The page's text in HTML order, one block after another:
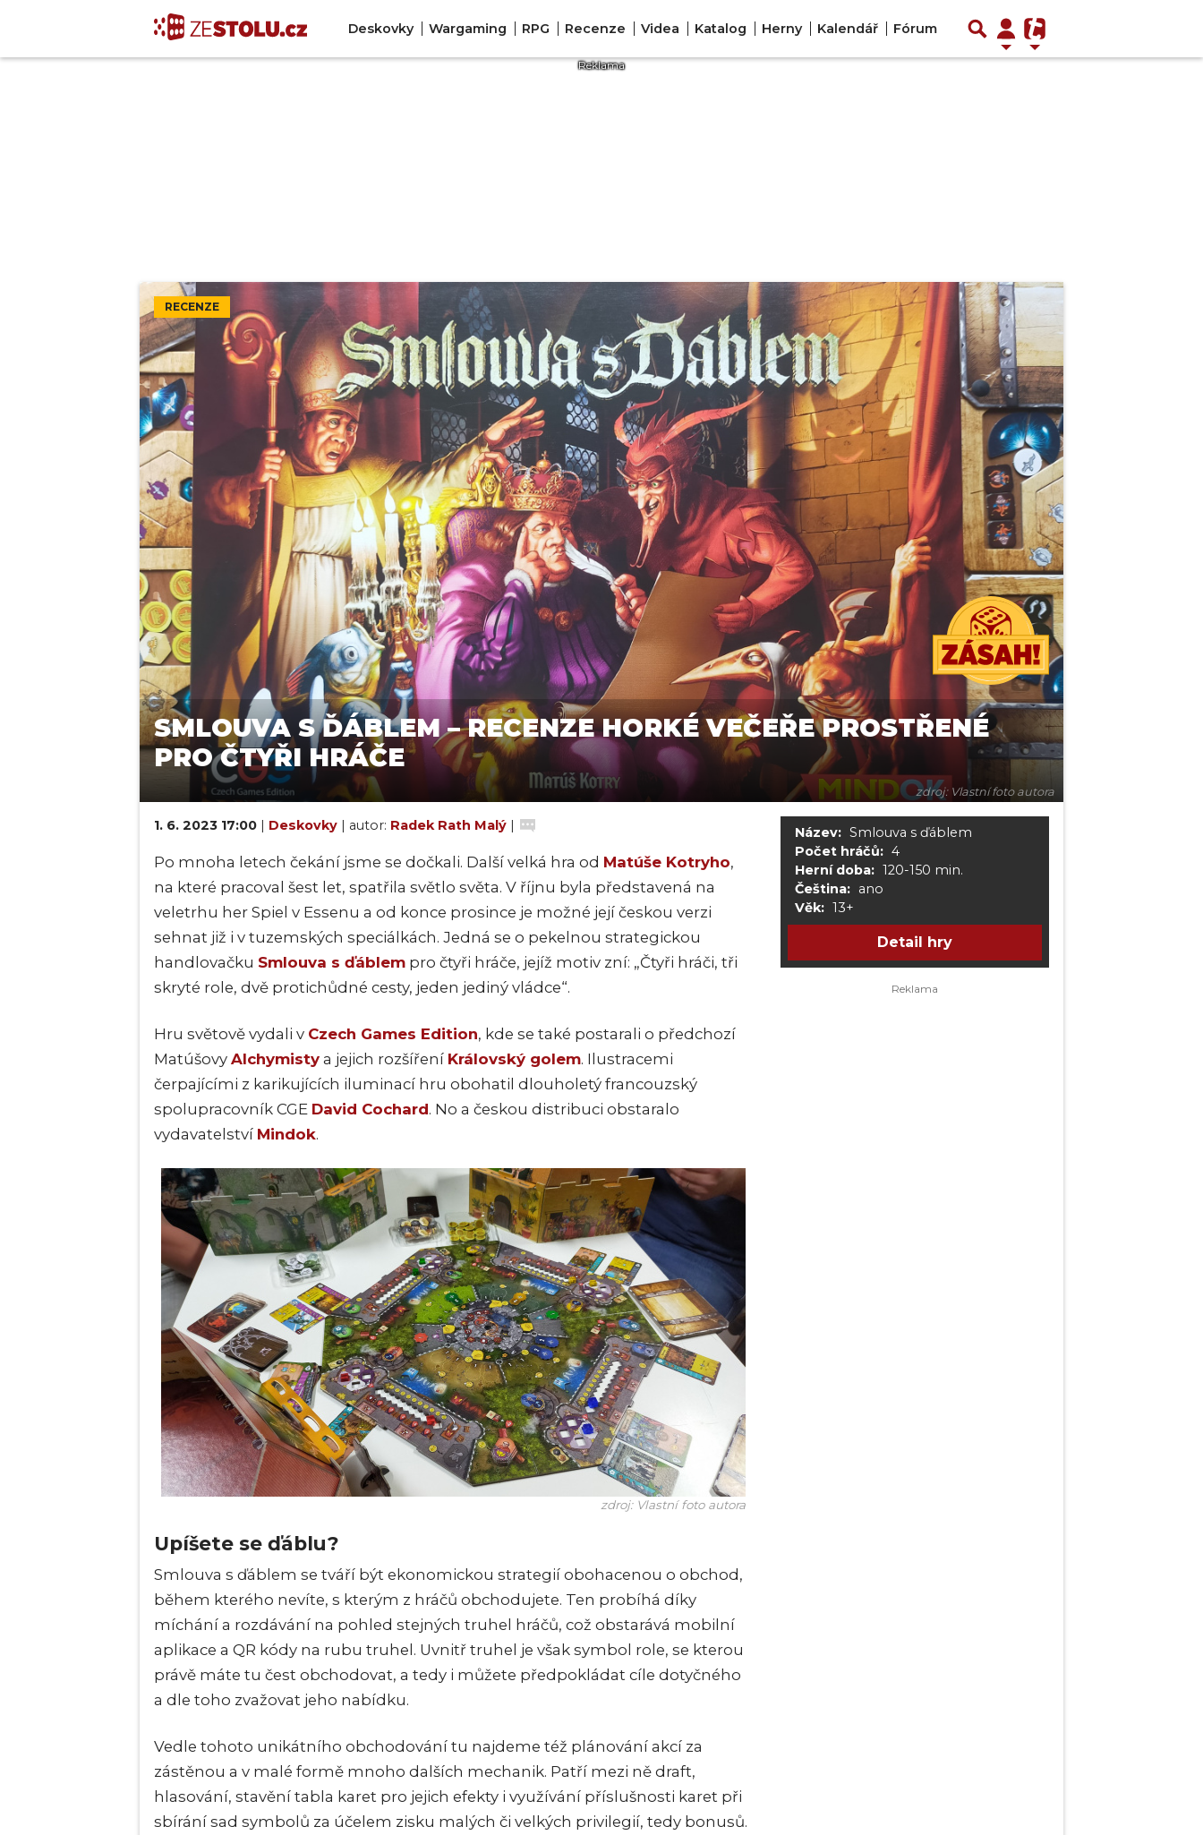
Deskovky Wargaming RPG Recenze Videa Katalog Herny Kalendář Fórum
RECENZE
zdroj: Vlastní foto autora
SMLOUVA S ĎÁBLEM – RECENZE HORKÉ VEČEŘE PROSTŘENÉ
PRO ČTYŘI HRÁČE
1. 6. 2023 17:00 | Deskovky | autor: Radek Rath Malý |
Po mnoha letech čekání jsme se dočkali. Další velká hra od Matúše Kotryho,
na které pracoval šest let, spatřila světlo světa. V říjnu byla představená na
veletrhu her Spiel v Essenu a od konce prosince je možné její českou verzi
sehnat již i v tuzemských speciálkách. Jedná se o pekelnou strategickou
handlovačku Smlouva s ďáblem pro čtyři hráče, jejíž motiv zní: „Čtyři hráči, tři
skryté role, dvě protichůdné cesty, jeden jediný vládce“.
Hru světově vydali v Czech Games Edition, kde se také postarali o předchozí
Matúšovy Alchymisty a jejich rozšíření Královský golem. Ilustracemi
čerpajícími z karikujících iluminací hru obohatil dlouholetý francouzský
spolupracovník CGE David Cochard. No a českou distribuci obstaralo
vydavatelství Mindok.
zdroj: Vlastní foto autora
Upíšete se ďáblu?
Smlouva s ďáblem se tváří být ekonomickou strategií obohacenou o obchod,
během kterého nevíte, s kterým z hráčů obchodujete. Ten probíhá díky
míchání a rozdávání na pohled stejných truhel hráčů, což obstarává mobilní
aplikace a QR kódy na rubu truhel. Uvnitř truhel je však symbol role, se kterou
právě máte tu čest obchodovat, a tedy i můžete předpokládat cíle dotyčného
a dle toho zvažovat jeho nabídku.
Vedle tohoto unikátního obchodování tu najdeme též plánování akcí za
zástěnou a v malé formě mnoho dalších mechanik. Patří mezi ně draft,
hlasování, stavění tabla karet pro jejich efekty i využívání příslušnosti karet při
sbírání sad symbolů za účelem zisku malých či velkých privilegií, tedy bonusů.
Název: Smlouva s ďáblem
Počet hráčů: 4
Herní doba: 120-150 min.
Čeština: ano
Věk: 13+
Detail hry